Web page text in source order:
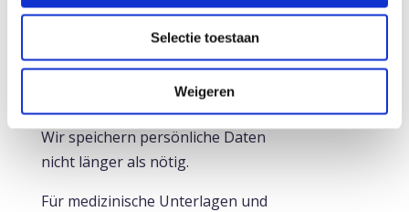
Selectie toestaan
Weigeren
Wir verkaufen Ihre persönlichen
5. Aufbewahrungszeiten
Wir speichern persönliche Daten
nicht länger als nötig.
Für medizinische Unterlagen und